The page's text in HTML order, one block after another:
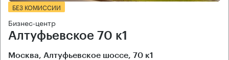
БЕЗ КОМИССИИ
Бизнес-центр
Алтуфьевское 70 к1
Москва, Алтуфьевское шоссе, 70 к1